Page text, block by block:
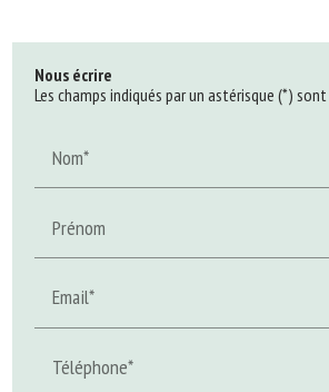
Nous écrire
Les champs indiqués par un astérisque (*)
Nom*
Prénom
Email*
Téléphone*